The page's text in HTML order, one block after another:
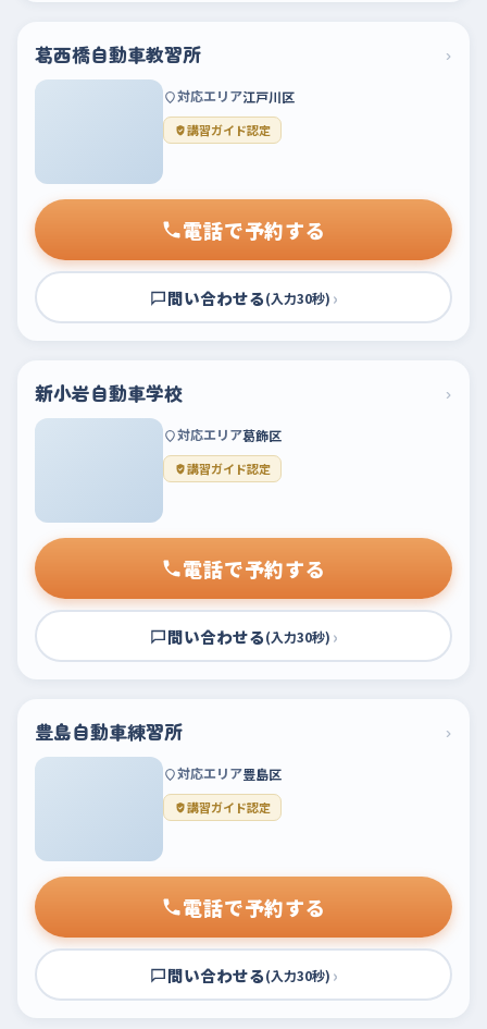
葛西橋自動車教習所 ›
対応エリア江戸川区
講習ガイド認定
電話で予約する
問い合わせる(入力30秒) ›
新小岩自動車学校 ›
対応エリア葛飾区
講習ガイド認定
電話で予約する
問い合わせる(入力30秒) ›
豊島自動車練習所 ›
対応エリア豊島区
講習ガイド認定
電話で予約する
問い合わせる(入力30秒) ›